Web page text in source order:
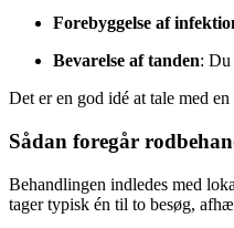
Forebyggelse af
Bevarelse af tanden: Du
Det er en god idé at tale med
Sådan foregår
Behandlingen indledes med
tager typisk én til to besøg,